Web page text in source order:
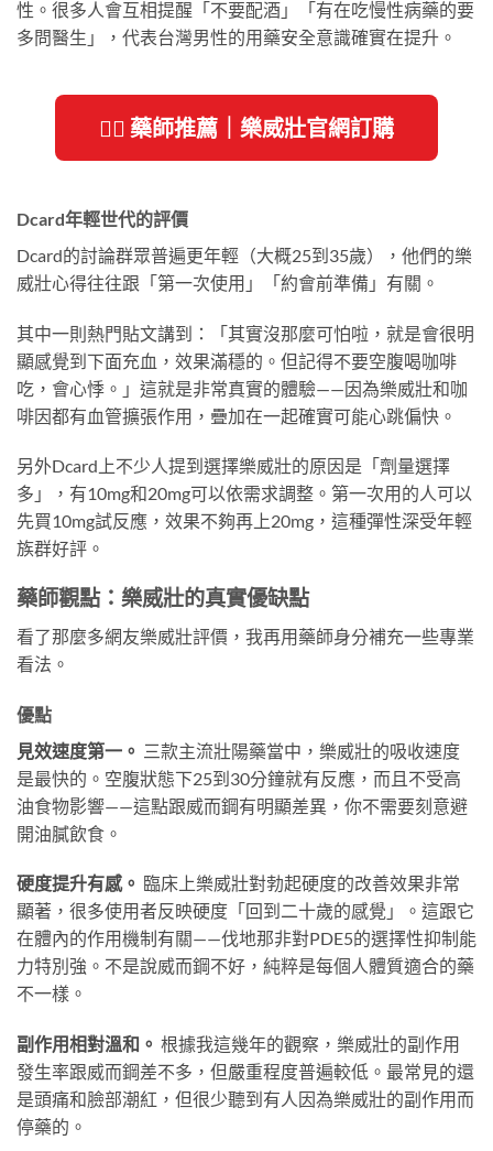
性。很多人會互相提醒「不要配酒」「有在吃慢性病藥的要
多問醫生」，代表台灣男性的用藥安全意識確實在提升。
👨‍⚕️ 藥師推薦｜樂威壯官網訂購
Dcard年輕世代的評價
Dcard的討論群眾普遍更年輕（大概25到35歲），他們的樂
威壯心得往往跟「第一次使用」「約會前準備」有關。
其中一則熱門貼文講到：「其實沒那麼可怕啦，就是會很明
顯感覺到下面充血，效果滿穩的。但記得不要空腹喝咖啡
吃，會心悸。」這就是非常真實的體驗——因為樂威壯和咖
啡因都有血管擴張作用，疊加在一起確實可能心跳偏快。
另外Dcard上不少人提到選擇樂威壯的原因是「劑量選擇
多」，有10mg和20mg可以依需求調整。第一次用的人可以
先買10mg試反應，效果不夠再上20mg，這種彈性深受年輕
族群好評。
藥師觀點：樂威壯的真實優缺點
看了那麼多網友樂威壯評價，我再用藥師身分補充一些專業
看法。
優點
見效速度第一。 三款主流壯陽藥當中，樂威壯的吸收速度
是最快的。空腹狀態下25到30分鐘就有反應，而且不受高
油食物影響——這點跟威而鋼有明顯差異，你不需要刻意避
開油膩飲食。
硬度提升有感。 臨床上樂威壯對勃起硬度的改善效果非常
顯著，很多使用者反映硬度「回到二十歲的感覺」。這跟它
在體內的作用機制有關——伐地那非對PDE5的選擇性抑制能
力特別強。不是說威而鋼不好，純粹是每個人體質適合的藥
不一樣。
副作用相對溫和。 根據我這幾年的觀察，樂威壯的副作用
發生率跟威而鋼差不多，但嚴重程度普遍較低。最常見的還
是頭痛和臉部潮紅，但很少聽到有人因為樂威壯的副作用而
停藥的。